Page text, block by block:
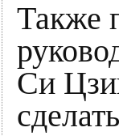
Также
Си